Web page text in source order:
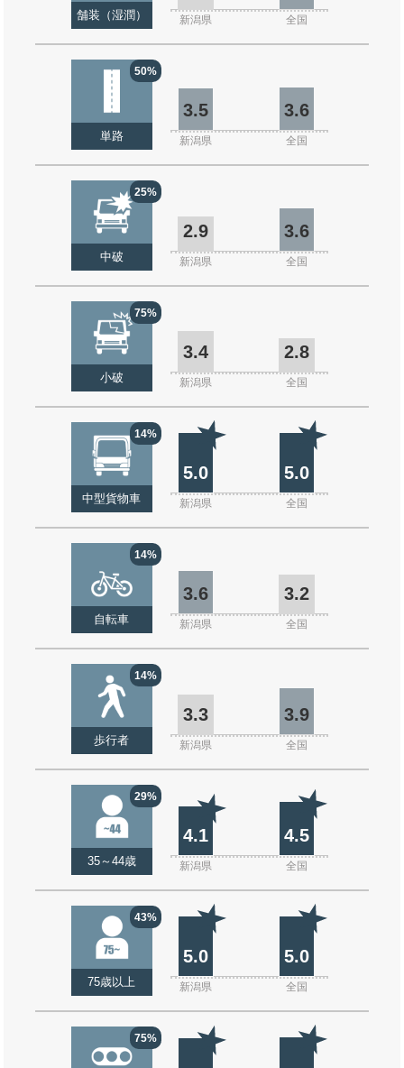
舗装（湿潤） 新潟県 全国
50%
単路
3.5 3.6
新潟県 全国
25%
中破
2.9 3.6
新潟県 全国
75%
小破
3.4 2.8
新潟県 全国
14%
中型貨物車
5.0 5.0
新潟県 全国
14%
自転車
3.6 3.2
新潟県 全国
14%
歩行者
3.3 3.9
新潟県 全国
29%
35～44歳
4.1 4.5
新潟県 全国
43%
75歳以上
5.0 5.0
新潟県 全国
75%